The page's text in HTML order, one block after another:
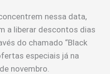
nessa data,
a liberar descontos dias
do chamado “Black
especiais já na
novembro.